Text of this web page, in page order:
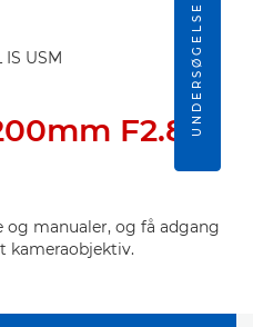
F2.8L
manualer, og få adgang
kameraobjektiv.
UNDERSØGELSE